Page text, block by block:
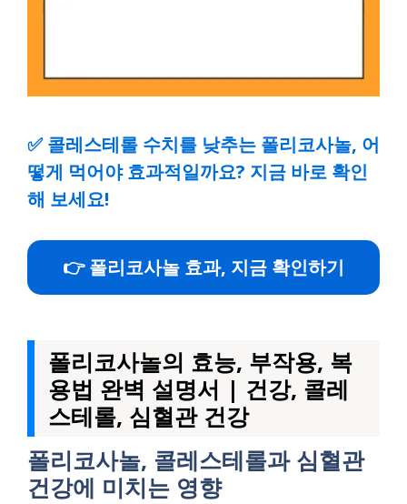
✅ 콜레스테롤 수치를 낮추는 폴리코사놀, 어
떻게 먹어야 효과적일까요? 지금 바로 확인
해 보세요!
👉 폴리코사놀 효과, 지금 확인하기
폴리코사놀의 효능, 부작용, 복
용법 완벽 설명서 | 건강, 콜레
스테롤, 심혈관 건강
폴리코사놀, 콜레스테롤과 심혈관
건강에 미치는 영향